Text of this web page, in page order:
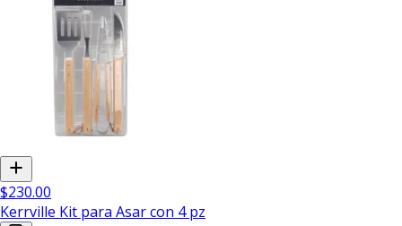
$230.00
Kerrville Kit para Asar con 4 pz